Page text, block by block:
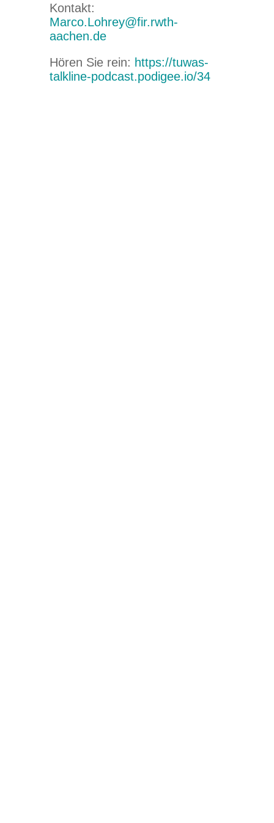
Kontakt:
Marco.Lohrey@fir.rwth-
aachen.de
Hören Sie rein: https://tuwas-
talkline-podcast.podigee.io/34